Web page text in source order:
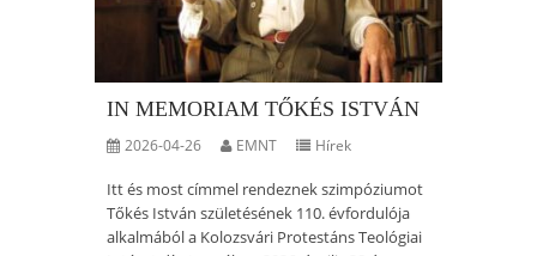
IN MEMORIAM TŐKÉS ISTVÁN
2026-04-26 EMNT Hírek
Itt és most címmel rendeznek szimpóziumot
Tőkés István születésének 110. évfordulója
alkalmából a Kolozsvári Protestáns Teológiai